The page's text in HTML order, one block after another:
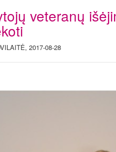
veteranų
2017-08-28